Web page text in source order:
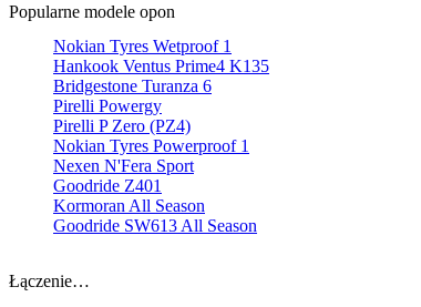
Popularne modele opon
Nokian Tyres Wetproof 1
Hankook Ventus Prime4 K135
Bridgestone Turanza 6
Pirelli Powergy
Pirelli P Zero (PZ4)
Nokian Tyres Powerproof 1
Nexen N'Fera Sport
Goodride Z401
Kormoran All Season
Goodride SW613 All Season
Łączenie…